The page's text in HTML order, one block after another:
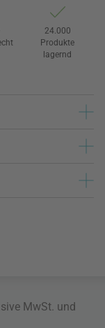
24.000
Produkte
lagernd
MwSt. und